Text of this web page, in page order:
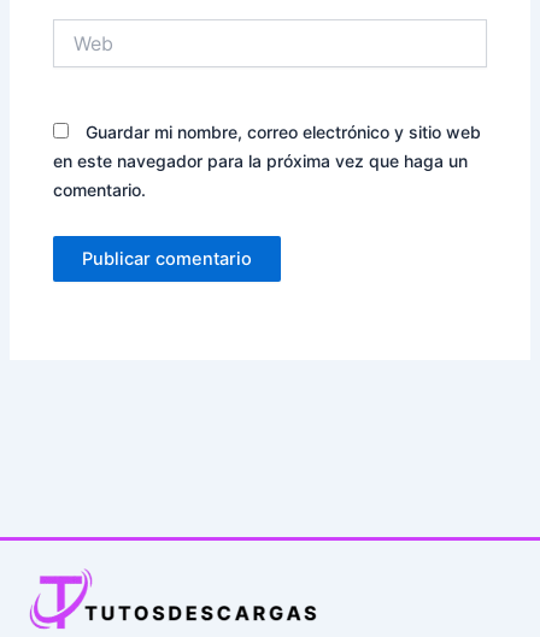
Guardar mi nombre, correo electrónico y sitio web
en este navegador para la próxima vez que haga un
comentario.